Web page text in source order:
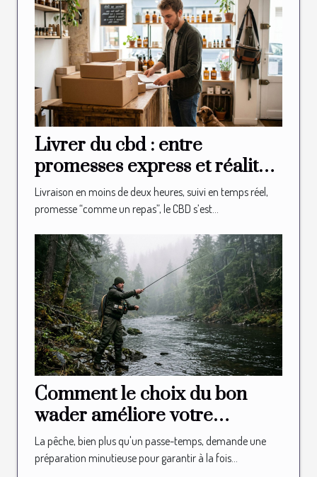
Livrer du cbd : entre
promesses express et réalité
logistique en boutique
Livraison en moins de deux heures, suivi en temps réel,
promesse “comme un repas”, le CBD s’est...
Comment le choix du bon
wader améliore votre
expérience de pêche ?
La pêche, bien plus qu'un passe-temps, demande une
préparation minutieuse pour garantir à la fois...